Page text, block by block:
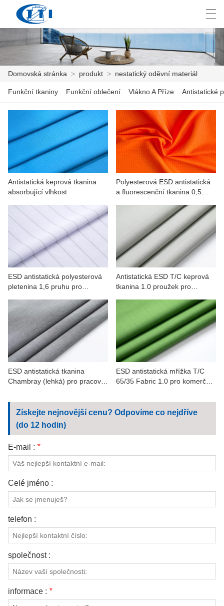
DOMOVSKÁ STRÁNKA
PŘIZPŮSOBENÍ
O NÁS
ZPRÁVY
PRŮMYSL
KONTAKTUJTE NÁS
VIDEA
العربية česky Deutsch
Domovská stránka > produkt > nestatický oděvní materiál
Funkční tkaniny Funkční oblečení Vlákno A Příze Antistatické
Antistatická keprová tkanina
absorbující vlhkost
Polyesterová ESD antistatická
a fluorescenční tkanina 0,5
ESD antistatická polyesterová
pletenina 1,6 pruhu pro
Antistatická ESD T/C keprová
tkanina 1.0 proužek pro
ESD antistatická tkanina
Chambray (lehká) pro pracovní
ESD antistatická mřížka T/C
65/35 Fabric 1.0 pro komerční
Získejte nejnovější cenu? Odpovíme co nejdříve
(do 12 hodin)
E-mail : *
Celé jméno :
telefon :
společnost :
informace : *